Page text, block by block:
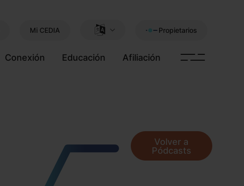
Mi CEDIA Propietarios
Conexión Educación Afiliación
Volver a
Pódcasts